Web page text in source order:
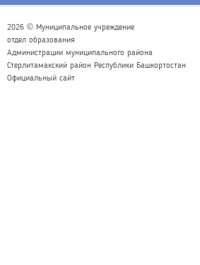
2026 © Муниципальное учреждение
отдел образования
Администрации муниципального района
Стерлитамакский район Республики Башкортостан
Официальный сайт